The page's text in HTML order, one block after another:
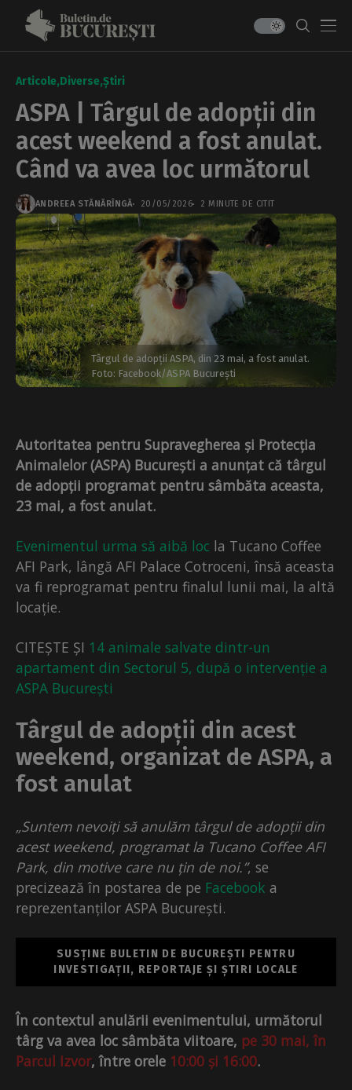
Articole Diverse Știri
ASPA | Târgul de adopții din
acest weekend a fost anulat.
Când va avea loc următorul
ANDREEA STĂNĂRÎNGĂ 20/05/2026 2 MINUTE DE CITIT
Târgul de adopții ASPA, din 23 mai, a fost anulat.
Foto: Facebook/ASPA București
Autoritatea pentru Supravegherea și Protecția
Animalelor (ASPA) București a anunțat că târgul
de adopții programat pentru sâmbăta aceasta,
23 mai, a fost anulat.
Evenimentul urma să aibă loc la Tucano Coffee
AFI Park, lângă AFI Palace Cotroceni, însă aceasta
va fi reprogramat pentru finalul lunii mai, la altă
locație.
CITEȘTE ȘI 14 animale salvate dintr-un
apartament din Sectorul 5, după o intervenție a
ASPA București
Târgul de adopții din acest
weekend, organizat de ASPA, a
fost anulat
„Suntem nevoiți să anulăm târgul de adopții din
acest weekend, programat la Tucano Coffee AFI
Park, din motive care nu țin de noi.”, se
precizează în postarea de pe Facebook a
reprezentanților ASPA București.
SUSȚINE BULETIN DE BUCUREȘTI PENTRU
INVESTIGAȚII, REPORTAJE ȘI ȘTIRI LOCALE
În contextul anulării evenimentului, următorul
târg va avea loc sâmbăta viitoare, pe 30 mai, în
Parcul Izvor, între orele 10:00 și 16:00.